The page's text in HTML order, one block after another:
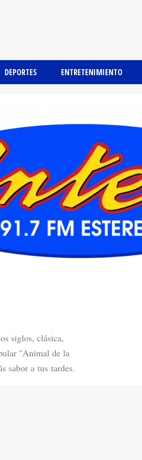
DEPORTES ENTRETENIMIENTO
siglos, clásica,
"Animal de la
sabor a tus tardes.